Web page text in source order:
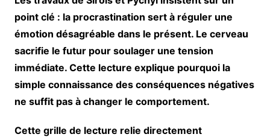
point clé : la procrastination sert à réguler une
émotion désagréable dans le présent. Le cerveau
sacrifie le futur pour soulager une tension
immédiate. Cette lecture explique pourquoi la
simple connaissance des conséquences négatives
ne suffit pas à changer le comportement.
Cette grille de lecture relie directement